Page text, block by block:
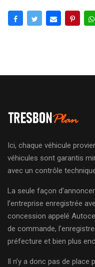
Ici, chaque véhicule
véhicules sont garantis
avec un contrôle
La seule façon
l’entreprise enregistrée
concession appelé
de commande,
préfecture et bien plus
Il n’y a donc pas de